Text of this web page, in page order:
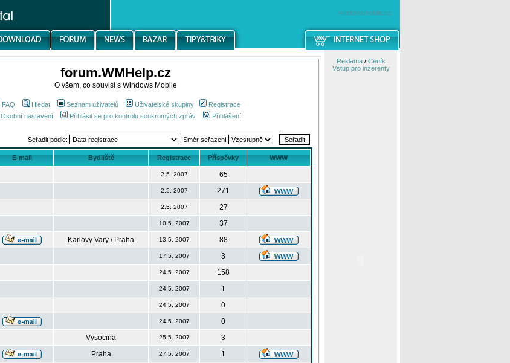
windowsmobile.cz
forum.WMHelp.cz
O všem, co souvisí s Windows Mobile
FAQ Hledat Seznam uživatelů Uživatelské skupiny
Registrace
Osobní nastavení
Přihlásit se pro kontrolu soukromých zpráv Přihlášení
Seřadit podle: Směr seřazení
E-mail Bydliště Registrace Příspěvky WWW
2.5. 2007
65
2.5. 2007
271
2.5. 2007
27
10.5. 2007
37
Karlovy Vary / Praha 13.5. 2007
88
17.5. 2007
3
24.5. 2007
158
24.5. 2007
1
24.5. 2007
0
24.5. 2007
0
Vysocina 25.5. 2007
3
Praha 27.5. 2007
1
Reklama/ Ceník
Vstup pro inzerenty